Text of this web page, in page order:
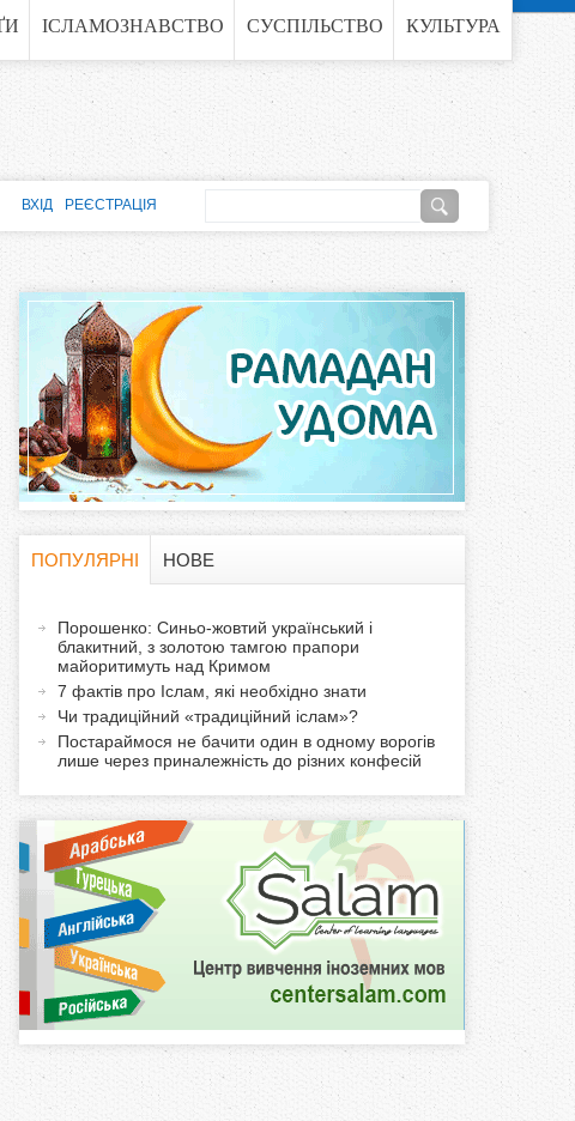
ІСЛАМОЗНАВСТВО СУСПІЛЬСТВО КУЛЬТУРА
П
о
к
о
в
а
ф
о
р
м
о
ВХІД РЕЄСТРАЦІЯ
o
a
l
T
ПОПУЛЯРНІ
в
а
НОВЕ
Порошенко: Синьо-жовтий український і
блакитний, з золотою тамгою прапори
майоритимуть над Кримом
7 фактів про Іслам, які необхідно знати
Чи традиційний «традиційний іслам»?
Постараймося не бачити один в одному ворогів
лише через приналежність до різних конфесій